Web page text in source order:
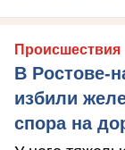
Происшествия
В Ростове-
избили
спора на